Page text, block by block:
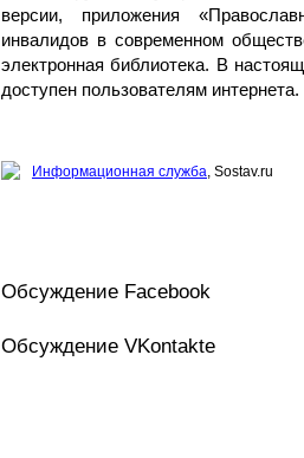
версии, приложения
инвалидов в современном
электронная библиотека. В
доступен пользователям интернета.
Информационная служба, Sostav.ru
Обсуждение Facebook
Обсуждение VKontakte